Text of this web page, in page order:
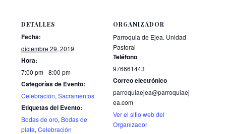
DETALLES
Fecha:
diciembre 29, 2019
Hora:
7:00 pm - 8:00 pm
Categorías de Evento:
Celebración,Sacramentos
Etiquetas del Evento:
Bodas de oro, Bodas de
plata,Celebración
ORGANIZADOR
Parroquia de Ejea. Unidad
Pastoral
Teléfono
976661443
Correo electrónico
parroquiaejea@parroquiaej
ea.com
Ver el sitio web del
Organizador